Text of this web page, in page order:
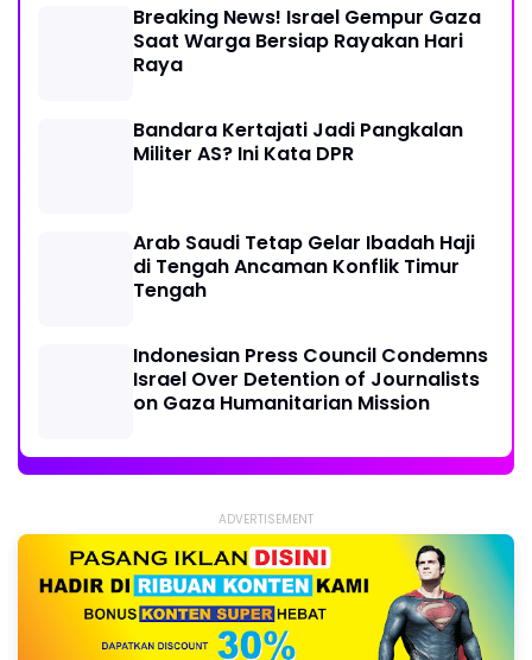
Breaking News! Israel Gempur Gaza
Saat Warga Bersiap Rayakan Hari
Raya
Bandara Kertajati Jadi Pangkalan
Militer AS? Ini Kata DPR
Arab Saudi Tetap Gelar Ibadah Haji
di Tengah Ancaman Konflik Timur
Tengah
Indonesian Press Council Condemns
Israel Over Detention of Journalists
on Gaza Humanitarian Mission
ADVERTISEMENT